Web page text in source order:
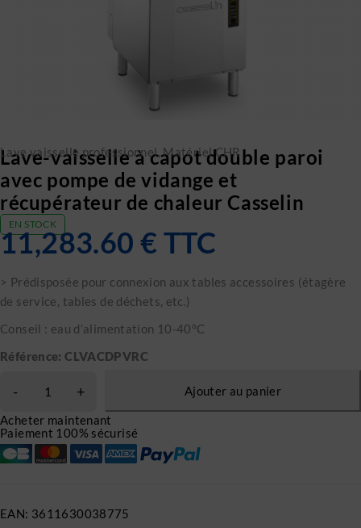
Lave vaisselle professionnel,Matériel CHR
Lave-vaisselle à capot double paroi
avec pompe de vidange et
récupérateur de chaleur Casselin
EN STOCK
11,283.60 € TTC
> Prédisposée pour connexion aux tables accessoires (étagère
de service, tables de déchets, etc.)
Conseil : eau d’alimentation 10-40°C
Référence: CLVACDPVRC
Ajouter au panier
Acheter maintenant
Paiement 100% sécurisé
EAN: 3611630038775